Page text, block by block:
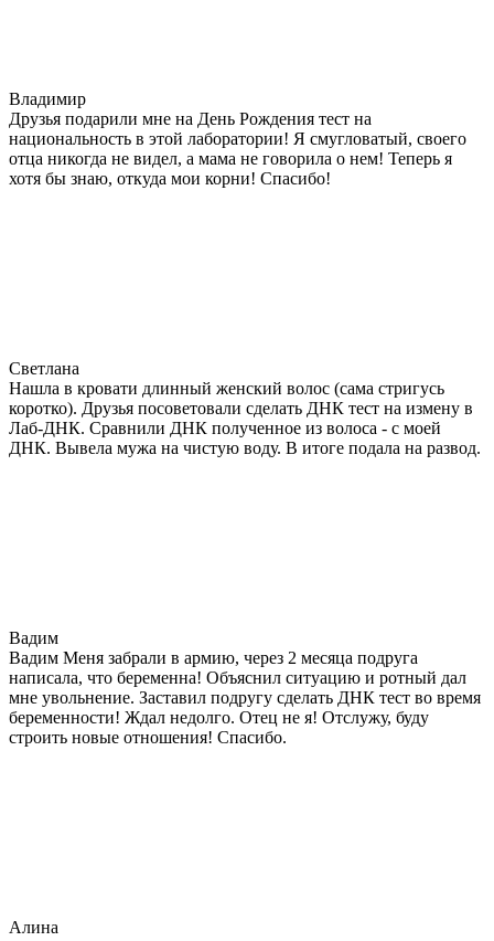
Владимир
Друзья подарили мне на День Рождения тест на
национальность в этой лаборатории! Я смугловатый, своего
отца никогда не видел, а мама не говорила о нем! Теперь я
хотя бы знаю, откуда мои корни! Спасибо!
Светлана
Нашла в кровати длинный женский волос (сама стригусь
коротко). Друзья посоветовали сделать ДНК тест на измену в
Лаб-ДНК. Сравнили ДНК полученное из волоса - с моей
ДНК. Вывела мужа на чистую воду. В итоге подала на развод.
Вадим
Вадим Меня забрали в армию, через 2 месяца подруга
написала, что беременна! Объяснил ситуацию и ротный дал
мне увольнение. Заставил подругу сделать ДНК тест во время
беременности! Ждал недолго. Отец не я! Отслужу, буду
строить новые отношения! Спасибо.
Алина